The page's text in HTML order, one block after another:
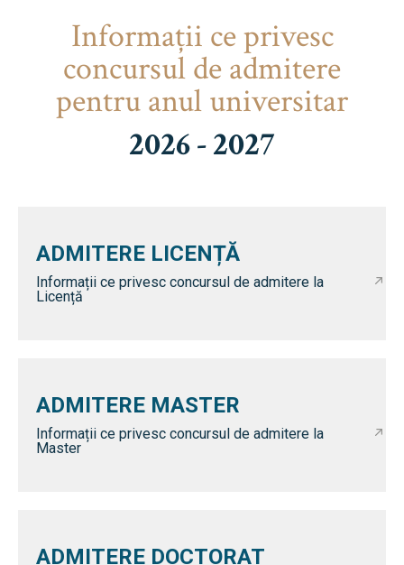
Informaţii ce privesc
concursul de admitere
pentru anul universitar
2026 - 2027
ADMITERE LICENȚĂ
Informații ce privesc concursul de admitere la
Licență
ADMITERE MASTER
Informații ce privesc concursul de admitere la
Master
ADMITERE DOCTORAT